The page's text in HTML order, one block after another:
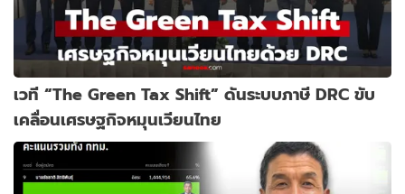
เวที “The Green Tax Shift” ดันระบบภาษี DRC ขับ
เคลื่อนเศรษฐกิจหมุนเวียนไทย